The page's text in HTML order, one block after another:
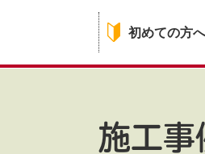
初めての方へ
施工事